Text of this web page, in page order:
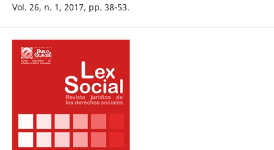
Vol. 26, n. 1, 2017, pp. 38-53.